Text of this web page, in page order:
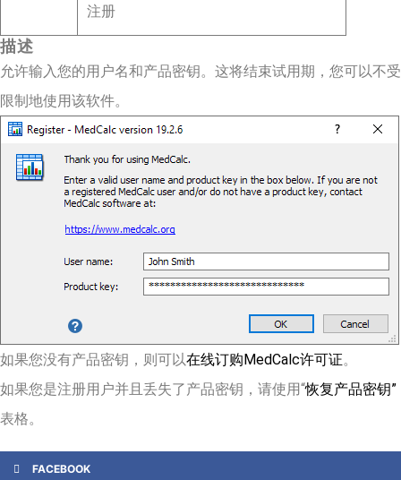
注册
描述
允许输入您的用户名和产品密钥。这将结束试用期，您可以不受
限制地使用该软件。
如果您没有产品密钥，则可以在线订购MedCalc许可证。
如果您是注册用户并且丢失了产品密钥，请使用“恢复产品密钥”
表格。
FACEBOOK